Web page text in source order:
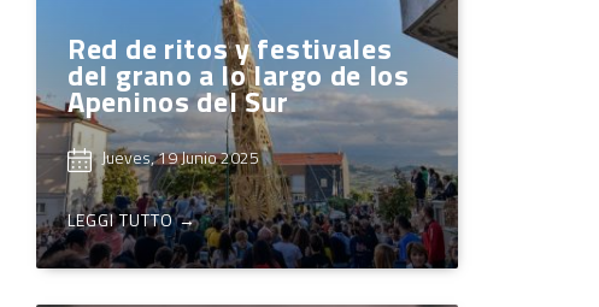
Red de ritos y festivales
del grano a lo largo de los
Apeninos del Sur
Jueves, 19 Junio 2025
LEGGI TUTTO →